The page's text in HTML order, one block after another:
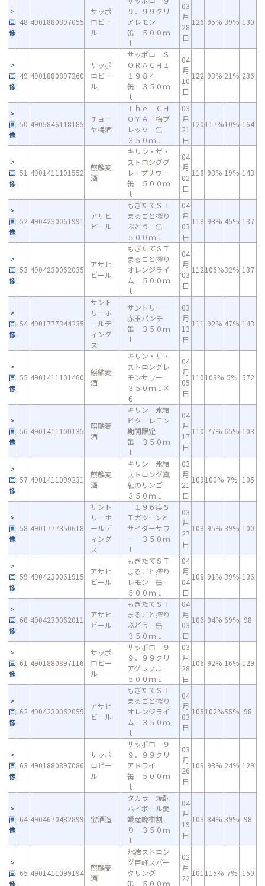
画
像
48 4901880897055
サッポ
ロビー
ル
９．９９クリ
アレモン
缶 ５００ｍ
ｌ
03
月
28
日
126 95% 39% 130
画
像
49 4901880897260
サッポ
ロビー
ル
サッポロ Ｓ
ＯＲＡＣＨＩ
１９８４
缶 ３５０ｍ
ｌ
04
月
10
日
122 93% 21% 236
画
像
50 4905846118185
チョー
ヤ梅酒
Ｔｈｅ ＣＨ
ＯＹＡ 梅プ
レッソ 缶
３５０ｍｌ
03
月
21
日
120117%10% 164
画
像
51 4901411101552
麒麟麦
酒
キリン・ザ・
ストロンググ
レープサワー
缶 ５００ｍ
ｌ
04
月
02
日
118 93% 19% 143
画
像
52 4904230061991
アサヒ
ビール
もぎたてＳＴ
まるごと搾り
ぶどう 缶
５００ｍｌ
04
月
03
日
118 93% 45% 137
画
像
53 4904230062035
アサヒ
ビール
もぎたてＳＴ
まるごと搾り
オレンジライ
ム ５００ｍ
ｌ
04
月
03
日
112106%32% 137
画
像
54 4901777344235
サント
リーホ
ールデ
ィング
ス
サントリー
赤玉パンチ
缶 ３５０ｍ
ｌ
03
月
13
日
111 92% 47% 143
画
像
55 4901411101460
麒麟麦
酒
キリン・ザ・
ストロングレ
モンサワー
３５０ｍｌ×
６
04
月
05
日
110103% 5% 572
画
像
56 4901411100135
麒麟麦
酒
キリン 氷結
ビターレモン
期間限定
缶 ３５０ｍ
ｌ
04
月
17
日
110 77% 65% 103
画
像
57 4901411099231
麒麟麦
酒
キリン 氷結
ストロング真
紅のリンゴ
３５０ｍｌ
03
月
21
日
109100% 7% 105
画
像
58 4901777350618
サント
リーホ
ールデ
ィング
ス
－１９６度Ｓ
Ｔガツーンと
サイダーサワ
ー ３５０ｍ
ｌ
03
月
27
日
108 95% 39% 100
画
像
59 4904230061915
アサヒ
ビール
もぎたてＳＴ
まるごと搾り
レモン 缶
５００ｍｌ
04
月
04
日
108 91% 39% 136
画
像
60 4904230062011
アサヒ
ビール
もぎたてＳＴ
まるごと搾り
ぶどう 缶
３５０ｍｌ
04
月
03
日
106 94% 69% 98
画
像
61 4901880897116
サッポ
ロビー
ル
サッポロ ９
９．９９クリ
アグレフル
５００ｍｌ
03
月
28
日
106 92% 16% 129
画
像
62 4904230062059
アサヒ
ビール
もぎたてＳＴ
まるごと搾り
オレンジライ
ム ３５０ｍ
ｌ
04
月
03
日
105102%55% 98
画
像
63 4901880897086
サッポ
ロビー
ル
サッポロ ９
９．９９クリ
アドライ
缶 ５００ｍ
ｌ
03
月
26
日
103 93% 24% 129
画
像
64 4904670482899 宝酒造
タカラ 焼酎
ハイボール愛
媛産晩柑割
り ３５０ｍ
ｌ
04
月
19
日
103 84% 39% 98
画
像
65 4901411099194
麒麟麦
酒
氷結ストロン
グ巨峰スパー
クリング
缶 ５００ｍ
02
月
22
101 115% 7% 150